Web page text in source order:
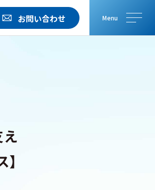
お問い合わせ メニ
メニ